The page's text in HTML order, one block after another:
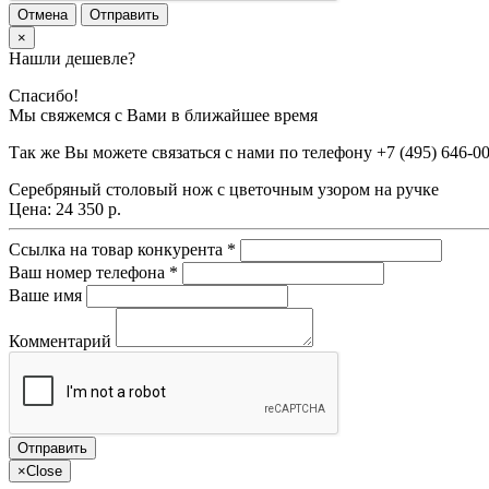
Отмена
Отправить
×
Нашли дешевле?
Спасибо!
Мы свяжемся с Вами в ближайшее время
Так же Вы можете связаться с нами по телефону +7 (495) 646-
Серебряный столовый нож с цветочным узором на ручке
Цена: 24 350 р.
Ссылка на товар конкурента *
Ваш номер телефона *
Ваше имя
Комментарий
×Close